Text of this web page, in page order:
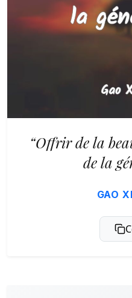
“Offrir de la
de la
GAO